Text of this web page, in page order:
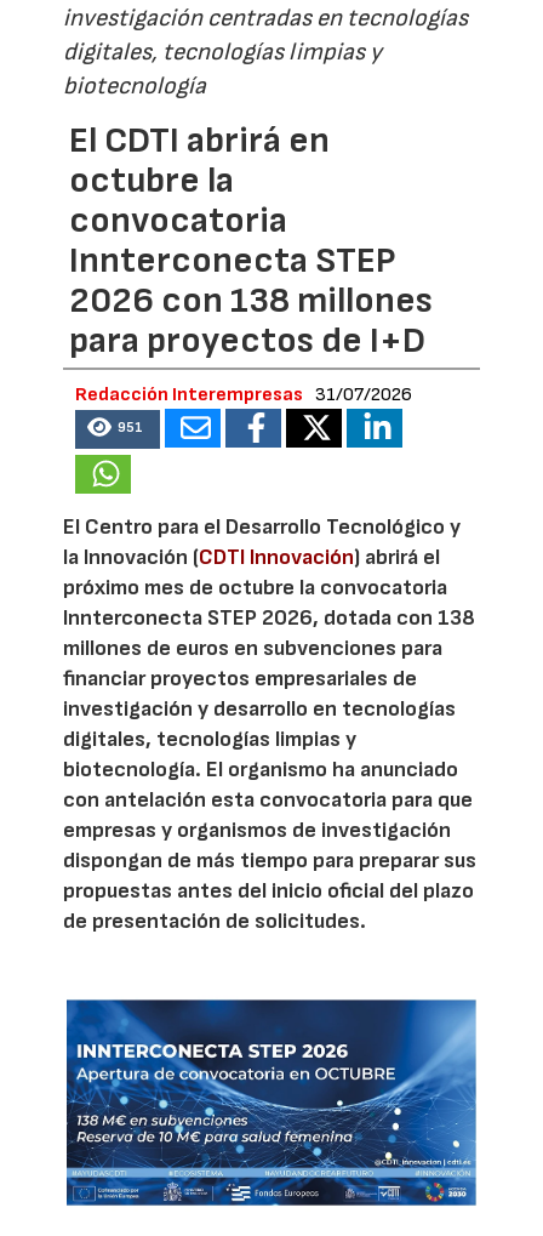
investigación centradas en tecnologías
digitales, tecnologías limpias y
biotecnología
El CDTI abrirá en
octubre la
convocatoria
Innterconecta STEP
2026 con 138 millones
para proyectos de I+D
Redacción Interempresas 31/07/2026
951
El Centro para el Desarrollo Tecnológico y
la Innovación (CDTI Innovación) abrirá el
próximo mes de octubre la convocatoria
Innterconecta STEP 2026, dotada con 138
millones de euros en subvenciones para
financiar proyectos empresariales de
investigación y desarrollo en tecnologías
digitales, tecnologías limpias y
biotecnología. El organismo ha anunciado
con antelación esta convocatoria para que
empresas y organismos de investigación
dispongan de más tiempo para preparar sus
propuestas antes del inicio oficial del plazo
de presentación de solicitudes.